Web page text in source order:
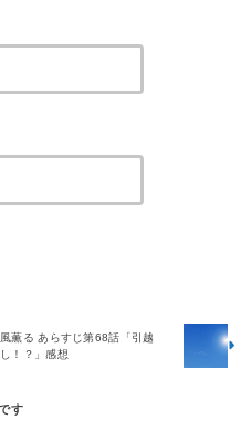
風薫る あらすじ第68話「引越
し！？」感想